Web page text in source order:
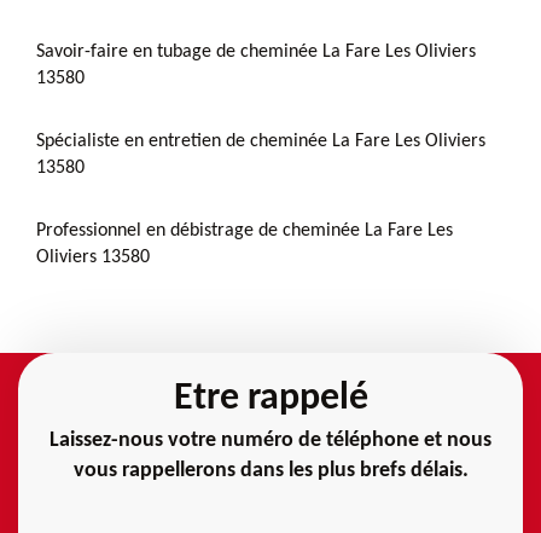
Savoir-faire en tubage de cheminée La Fare Les Oliviers
13580
Spécialiste en entretien de cheminée La Fare Les Oliviers
13580
Professionnel en débistrage de cheminée La Fare Les
Oliviers 13580
Etre rappelé
Laissez-nous votre numéro de téléphone et nous
vous rappellerons dans les plus brefs délais.